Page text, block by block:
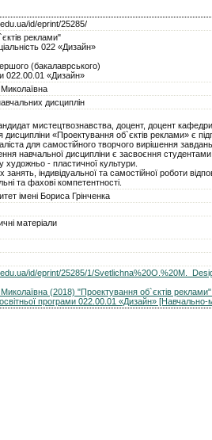
id/eprint/25285/
реклами"
022 «Дизайн»
(бакалаврського)
022.00.01 «Дизайн»
дисциплін
мистецтвознавства, доцент, доцент кафедри
«Проектування об`єктів реклами» є
для самостійного творчого вирішення
навчальної дисципліни є засвоєння
художньо - пластичної культури.
занять, індивідуальної та самостійної роботи
та фахові компетентності.
імені Бориса Грінченка
матеріали
id/eprint/25285/1/
(2018) "Проектування об`єктів реклами"
програми 022.00.01 «Дизайн» [Навчально-